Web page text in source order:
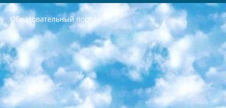
Образовательный портал
РЕСПУБЛИКА УЗБЕКИСТАН МИНИСТРЕРСТВО ДОШКОЛЬНОГО И ШКОЛЬНОГО ОБРАЗОВАНИЯ КОМАНДА в общеобразовательных учреждениях в 2023-2024 учебном году организация и проведение итоговой государственной аттестации обучающихся о Министра дошкольного и школьного образования Республики Узбекистан от 4 марта 2008 года (постановлением Минюста от 20 марта 2008 года № 1778 государственной регистрации) «Итоговое состояние учащихся общего среднего образования на основании положения об утверждении положения об аттестации общего среднего образования выпускной экзамен студентов в образовательных учреждениях в 2023-2024 учебном году В целях организации и прохождения аттестации приказываю: 1. Следующее: перечень предметов, по которым будет проводиться итоговая государственная аттестация и экзамен формы перевода согласно приложению 1; сертификаты международного образца, оценивающие уровень владения иностранными языками перечень согласно приложению 2; 2. Педагогический при специализированных образовательных учреждениях. научно-практический центр квалификации и международной оценки (Д.Давидова) 2024 г. До 25 марта: задания по предметам, по которым будет проводиться итоговая аттестация разработка и утверждение технических условий; итоговая аттестация на основании разработанного предметного задания разработка вопросов по предметам (устно и письменно), экзамен передача; общеобразовательные средние школы и специальные учебные заведения учащиеся выпускных классов школ и интернатов в агентской системе подготовка базы данных экзаменационных материалов и критериев оценки; перевод базы экзаменационных материалов на все языки обучения подать в Республиканский образовательный центр для изготовления; варианты экзаменов на основе разработанных контрольных материалов пусть будут поставлены задачи формирования. 3. Республиканский образовательный центр (Ш.Худайкулов) до 5 апреля 2024 года. до: база данных предоставленных экзаменационных материалов на все языки обучения перевод и экспертиза; для слепых, слабовидящих, глухих, слабослышащих и умственно отсталых детей учащиеся выпускных классов специализированных школ и школ-интернатов база данных экзаменационных материалов на всех преподаваемых языках подготовка критериев оценки; специализированные школы для умственно отсталых детей и технологии для учащихся выпускных классов школ-интернатов разработка соответствующих рекомендаций и критериев проведения ЕГЭ по естествознанию давать задания. 4. Педагогический при специализированных образовательных учреждениях. Научно-практический центр навыков и международной оценки (Д.Давидова), Республика образовательный центр (Худайкулов Ш.) итоговый государственный аттестационный экзамен ориентирован на творческое и логическое мышление при подготовке базы материалов учитывать введение заданий. 5. Следует отметить, что: сертификат государственного образца о знании общеобразовательного предмета и как минимум национальный уровень B1 по предметам на иностранных языках, указанным в Приложении 2. или международно признанный сертификат эквивалентного уровня студенты, изучающие определенный предмет, освобождаются от экзамена; по соответствующим предметам запланирована итоговая государственная аттестация за день до дня, путем жеребьевки Рабочей группой (в письменной форме по предметам, проводимым в форме) из числа сформированных вариантов выбрано 2 варианта; 2 выбранных варианта экзамена анонсированы на официальном сайте министерства и все выпускники по всей стране на основе этих вариантов проводит итоговую государственную аттестацию. 6. Государственное образование учащихся средних общеобразовательных учреждений. знания в соответствии с квалификационными требованиями, которые необходимо приобрести на основании стандартов итоговый (выпускной) контроль для 9 и 11 классов в целях тестирования Экзамены (далее – экзамены) состоят из предметов, перечисленных в приложении 1. будет сделано. 7. Экзамены пройдут с 26 мая по 15 июня 2024 г. (кроме науки физического воспитания). 8. Физическая для учащихся 9 классов общесредних образовательных учреждений. Экзамены по предмету «Образование, квалификация медицина» 1-6 мая 2024 года. сотрудники перевести под присмотр (с отклонениями в физическом или умственном развитии) специализированная школа для детей, школы-интернаты и со сколиозом школы-интернаты санаторного типа для больных детей исключены). 9. Он был слепым, слабовидящим и имел нарушения опорно-двигательного аппарата. экзамены в специализированных школах и интернатах для детей должны проводиться исходя из требований, предъявляемых к общеобразовательным учреждениям (физкультура кроме науки). 10. Специализированная школа для глухих и слабослышащих детей. и экзамены в интернатах и быть реализован в виде письменного теста по математике. 11. Специальность для умственно отсталых детей. Для 9 класса Родной язык и литературное письмо Государственный язык (язык обучения – узбекский). для неклассов) написано Математическое письмо Письменная/устная история Узбекистана Физическое воспитание практично Итоговый контроль Для 11 класса Написание родного языка и литературы (эссе) Математическое письмо Узбекский язык (обучение на узбекском языке) не посещающее общее среднее образование для учреждений)/Образовательное учреждение выбор письменный и устный Иностранный язык письменный/устный Письменная/устная история Узбекистана *По выбору студента:  Химия  Физика  Основы государственного права  География 10 бесплатных образовательных ресурсов - Мы составили подборку онлайн-проектов с интерактивными упражнениями, видеолекциями и статьями. Они помогут вам обрести новые и освежить старые знания бесплатно. 1. «ИНТУИТ» Старейшая образовательная площадка Рунета. Здесь вы найдёте сотни текстовых и видеокурсов на десятки различных тем — от программирования до психологии. Многие курсы подготовлены российскими университетами и крупными международными компаниями вроде Intel и Microsoft. Самостоятельное обучение бесплатное, но желающие могут оплатить услуги персональных наставников. 2. «Смартия» знакомит с актуальными профессиями и подсказывает, как им обучаться. Выбрав заинтересовавшую вас специальность — SMM-специалист, фотограф, веб-дизайнер или другую, — увидите список необходимых для неё умений. Чтобы вы могли освоить их самостоятельно, для каждого умения площадка отображает подборку ссылок на учебные материалы. Хотя «Смартия» ориентируется на русскоязычную аудиторию, часть контента всё же доступна только на английском. 3. «Лекторий Физтеха» Проект Московского физико-технического института (Физтеха). С его помощью вы можете смотреть онлайн серии лекций, записанные на видео в этом вузе. В числе доступных предметов — физика, биология, химия, информационные технологии и другие. К некоторым лекциям администрация ресурса прилагает готовые конспекты, которые можно скачивать в PDF-формате. 4. ITMOcourses Онлайн-площадка Санкт-Петербургского национального исследовательского университета информационных технологий, механики и оптики (ИТМО). Ресурс предоставляет свободный доступ к курсам, разработанным в этом вузе. Каталог материалов разбит на четыре категории: «Оптические системы и технологии», «Приборостроение и робототехника», «Информационные технологии» и «Биотехнологии». Курсы состоят из видеолекций, интерактивных демонстраций и заданий. 5. «КиберЛенинка» Электронная научная библиотека открытого доступа. Каталог площадки регулярно обрастает текстами статей из различных научных изданий. Сгруппированные по журналам и рубрикам публикации можно читать онлайн или скачивать целиком в PDF-формате. Проект нацелен на популяризацию науки за счёт открытого доступа к качественной информации. 6. «ПостНаука» На этом ресурсе публикуют подборки видеолекций, составленные экспертами из разных отраслей и объединённые общими темами. Среди них, к примеру, есть серии «Биоинформатика и геномика», «Культура средневековой Скандинавии» и Cinema Studies о теории кино. Каждая подборка лекций — логически связанная история, рассказанная экспертом от первого лица. Кроме того, на сайте появляются научно-образовательные статьи и тесты на разные темы. 7. «Newочём» Команда проекта «Newочём» отбирает самые интересные тексты из англоязычных СМИ и переводит те из них, за которые голосуют участники сообщества «ВКонтакте». По большей части это научно-популярные статьи. Редакторы придумывают лишь заголовки, в остальном содержание переводов соответствует оригиналам. Полные тексты можно читать прямо в социальной сети. 8. InternetUrok Онлайн-база материалов по основным дисциплинам школьной программы. Информация на сайте структурирована по классам, предметам и темам (урокам). Каждый урок состоит из видеолекций и конспектов. Есть также интерактивные тренажёры и тесты для закрепления пройденного материала. Даже если вы давно окончили школу, возможность повторить программу старших классов всегда может пригодиться. 9. Edutainme Ещё один ресурс об образовании. В отличие от Newtonew, как мне кажется, Edutainme больше ориентируется на представителей индустрии: педагогов, предпринимателей, разработчиков образовательных проектов. Но и любой, кто просто стремится к саморазвитию, найдёт на сайте много полезного и интересного для себя. Например, информацию о новых курсах и образовательных сервисах. 10. Newtonew Онлайн-медиа об образовании и обучении в широком смысле. Авторы Newtonew пишут об инструментах, заведениях, тактиках и стратегиях, которые помогают учить других и получать новые знания самостоятельно. На этой площадке вы найдёте новости, обзоры, аналитические мат